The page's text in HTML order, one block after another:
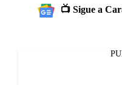
📺 Sigue a